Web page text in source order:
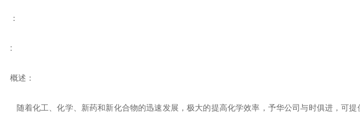
：
:
概述：
随着化工、化学、新药和新化合物的迅速发展，极大的提高化学效率，予华公司与时俱进，可